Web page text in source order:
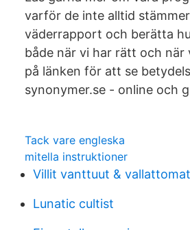
varför de inte alltid
väderrapport och berätta
både när vi har rätt och när
på länken för att se
synonymer.se - online och
Tack vare engleska
mitella instruktioner
Villit vanttuut &
Lunatic cultist